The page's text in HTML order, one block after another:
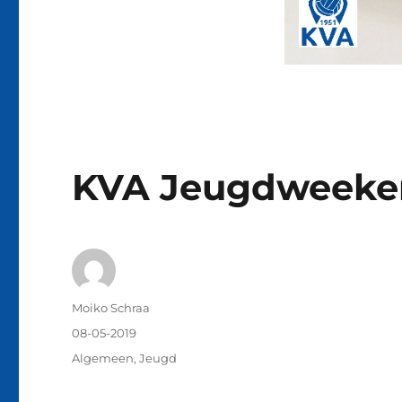
KVA
Auteur
Moiko Schraa
Geplaatst
op
08-05-2019
Categorieën
Algemeen,Jeugd